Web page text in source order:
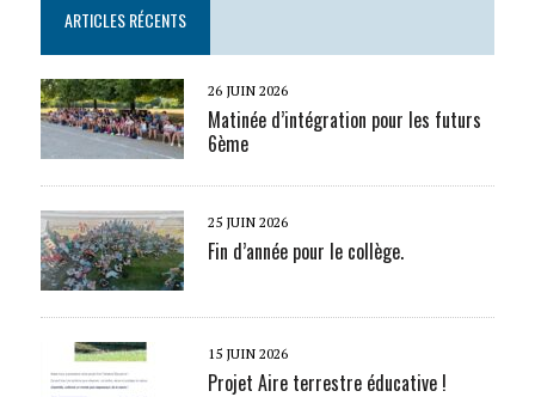
ARTICLES RÉCENTS
26 JUIN 2026
Matinée d’intégration pour les futurs
6ème
25 JUIN 2026
Fin d’année pour le collège.
15 JUIN 2026
Projet Aire terrestre éducative !